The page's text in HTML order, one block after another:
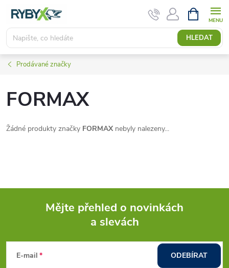
obsah
HLEDAT
NÁKUPNÍ
KOŠÍK
Prodávané značky
FORMAX
Žádné produkty značky FORMAX nebyly nalezeny...
Mějte přehled o novinkách
a slevách
E-mail ODEBÍRAT